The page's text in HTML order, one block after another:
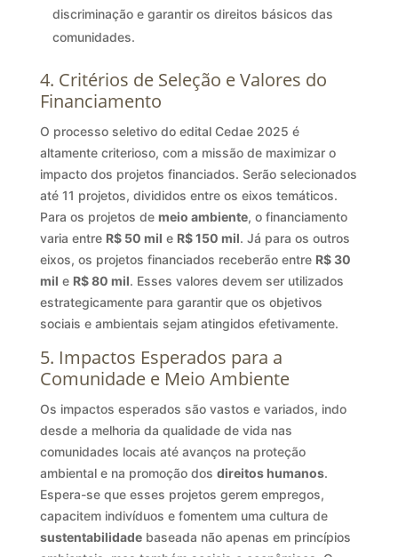
discriminação e garantir os direitos básicos das
comunidades.
4. Critérios de Seleção e Valores do
Financiamento
O processo seletivo do edital Cedae 2025 é
altamente criterioso, com a missão de maximizar o
impacto dos projetos financiados. Serão selecionados
até 11 projetos, divididos entre os eixos temáticos.
Para os projetos de meio ambiente, o financiamento
varia entre R$ 50 mil e R$ 150 mil. Já para os outros
eixos, os projetos financiados receberão entre R$ 30
mil e R$ 80 mil. Esses valores devem ser utilizados
estrategicamente para garantir que os objetivos
sociais e ambientais sejam atingidos efetivamente.
5. Impactos Esperados para a
Comunidade e Meio Ambiente
Os impactos esperados são vastos e variados, indo
desde a melhoria da qualidade de vida nas
comunidades locais até avanços na proteção
ambiental e na promoção dos direitos humanos.
Espera-se que esses projetos gerem empregos,
capacitem indivíduos e fomentem uma cultura de
sustentabilidadebaseada não apenas em princípios